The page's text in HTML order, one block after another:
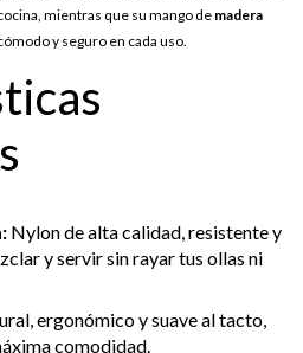
mientras que su mango de madera
y seguro en cada uso.
Nylon de alta calidad, resistente y
y servir sin rayar tus ollas ni
ergonómico y suave al tacto,
comodidad.